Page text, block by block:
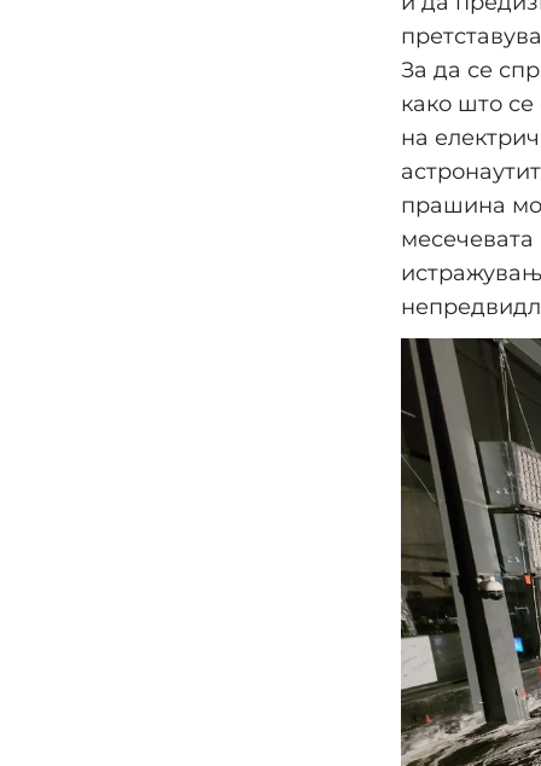
За да се
како што
на
прашина